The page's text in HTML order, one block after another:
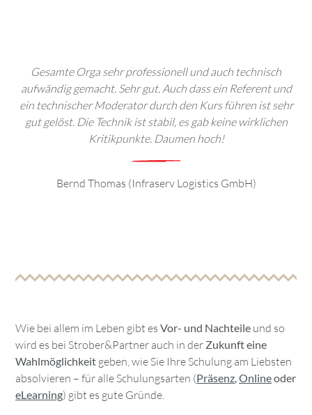
Gesamte Orga sehr professionell und auch technisch
aufwändig gemacht. Sehr gut. Auch dass ein Referent und
ein technischer Moderator durch den Kurs führen ist sehr
gut gelöst. Die Technik ist stabil, es gab keine wirklichen
Kritikpunkte. Daumen hoch!
Bernd Thomas (Infraserv Logistics GmbH)
Wie bei allem im Leben gibt es Vor- und Nachteile und so
wird es bei Strober&Partner auch in der Zukunft eine
Wahlmöglichkeit geben, wie Sie Ihre Schulung am Liebsten
absolvieren – für alle Schulungsarten (Präsenz,Onlineoder
eLearning) gibt es gute Gründe.